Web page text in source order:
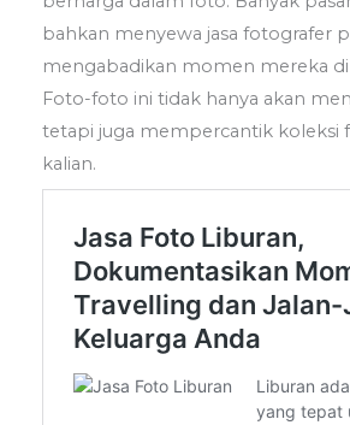
bahkan menyewa jasa fotografer
mengabadikan momen mereka di
Foto-foto ini tidak hanya akan
tetapi juga mempercantik koleksi
kalian.